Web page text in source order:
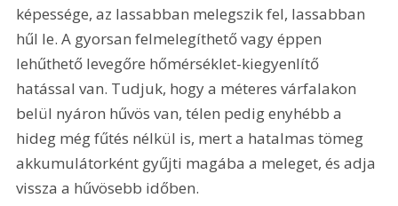
képessége, az lassabban melegszik fel, lassabban
hűl le. A gyorsan felmelegíthető vagy éppen
lehűthető levegőre hőmérséklet-kiegyenlítő
hatással van. Tudjuk, hogy a méteres várfalakon
belül nyáron hűvös van, télen pedig enyhébb a
hideg még fűtés nélkül is, mert a hatalmas tömeg
akkumulátorként gyűjti magába a meleget, és adja
vissza a hűvösebb időben.